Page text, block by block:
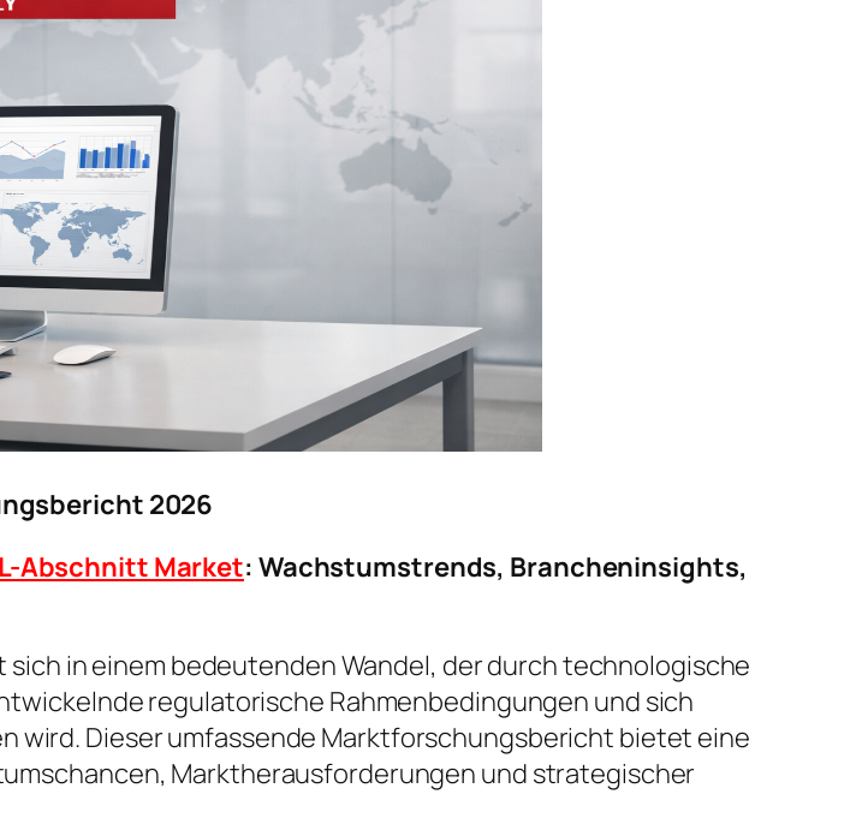
2026
Abschnitt Market: Wachstumstrends, Brancheninsights,
in einem bedeutenden Wandel, der durch technologische
regulatorische Rahmenbedingungen und sich
wird. Dieser umfassende Marktforschungsbericht bietet eine
Marktherausforderungen und strategischer